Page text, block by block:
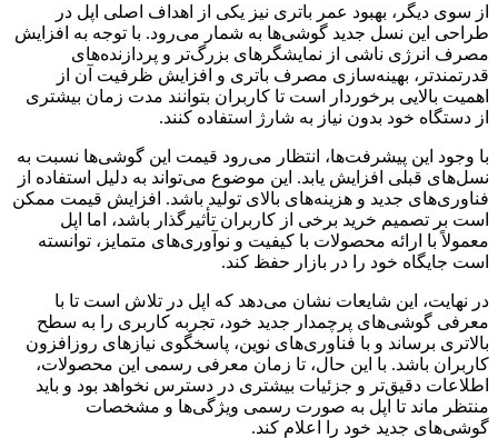
از سوی دیگر، بهبود عمر باتری نیز یکی از اهداف اصلی اپل در
طراحی این نسل جدید گوشی‌ها به شمار می‌رود. با توجه به افزایش
مصرف انرژی ناشی از نمایشگرهای بزرگ‌تر و پردازنده‌های
قدرتمندتر، بهینه‌سازی مصرف باتری و افزایش ظرفیت آن از
اهمیت بالایی برخوردار است تا کاربران بتوانند مدت زمان بیشتری
از دستگاه خود بدون نیاز به شارژ استفاده کنند.
با وجود این پیشرفت‌ها، انتظار می‌رود قیمت این گوشی‌ها نسبت به
نسل‌های قبلی افزایش یابد. این موضوع می‌تواند به دلیل استفاده از
فناوری‌های جدید و هزینه‌های بالای تولید باشد. افزایش قیمت ممکن
است بر تصمیم خرید برخی از کاربران تأثیرگذار باشد، اما اپل
معمولاً با ارائه محصولات با کیفیت و نوآوری‌های متمایز، توانسته
است جایگاه خود را در بازار حفظ کند.
در نهایت، این شایعات نشان می‌دهد که اپل در تلاش است تا با
معرفی گوشی‌های پرچمدار جدید خود، تجربه کاربری را به سطح
بالاتری برساند و با فناوری‌های نوین، پاسخگوی نیازهای روزافزون
کاربران باشد. با این حال، تا زمان معرفی رسمی این محصولات،
اطلاعات دقیق‌تر و جزئیات بیشتری در دسترس نخواهد بود و باید
منتظر ماند تا اپل به صورت رسمی ویژگی‌ها و مشخصات
گوشی‌های جدید خود را اعلام کند.